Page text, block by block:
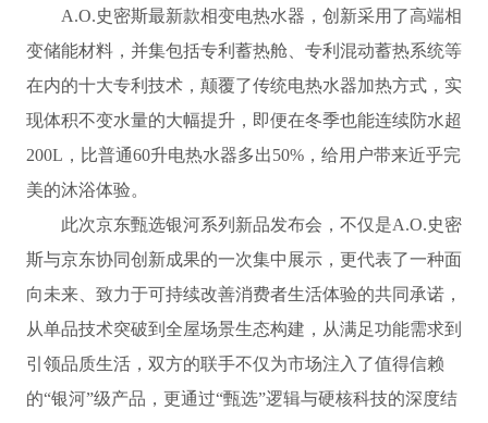
A.O.史密斯最新款相变电热水器，创新采用了高端相
变储能材料，并集包括专利蓄热舱、专利混动蓄热系统等
在内的十大专利技术，颠覆了传统电热水器加热方式，实
现体积不变水量的大幅提升，即便在冬季也能连续防水超
200L，比普通60升电热水器多出50%，给用户带来近乎完
美的沐浴体验。
此次京东甄选银河系列新品发布会，不仅是A.O.史密
斯与京东协同创新成果的一次集中展示，更代表了一种面
向未来、致力于可持续改善消费者生活体验的共同承诺，
从单品技术突破到全屋场景生态构建，从满足功能需求到
引领品质生活，双方的联手不仅为市场注入了值得信赖
的“银河”级产品，更通过“甄选”逻辑与硬核科技的深度结